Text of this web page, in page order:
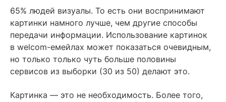
65% людей визуалы. То есть они воспринимают
картинки намного лучше, чем другие способы
передачи информации. Использование картинок
в welcom-емейлах может показаться очевидным,
но только только чуть больше половины
сервисов из выборки (30 из 50) делают это.
Картинка — это не необходимость. Более того,